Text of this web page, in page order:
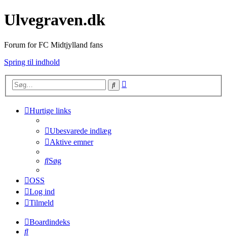
Ulvegraven.dk
Forum for FC Midtjylland fans
Spring til indhold
Søg
Hurtige links
Ubesvarede indlæg
Aktive emner
Søg
OSS
Log ind
Tilmeld
Boardindeks
Søg